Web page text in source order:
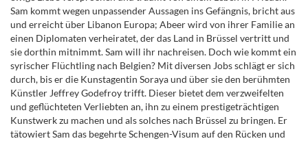
Sam kommt wegen unpassender Aussagen ins Gefängnis, bricht aus
und erreicht über Libanon Europa; Abeer wird von ihrer Familie an
einen Diplomaten verheiratet, der das Land in Brüssel vertritt und
sie dorthin mitnimmt. Sam will ihr nachreisen. Doch wie kommt ein
syrischer Flüchtling nach Belgien? Mit diversen Jobs schlägt er sich
durch, bis er die Kunstagentin Soraya und über sie den berühmten
Künstler Jeffrey Godefroy trifft. Dieser bietet dem verzweifelten
und geflüchteten Verliebten an, ihn zu einem prestigeträchtigen
Kunstwerk zu machen und als solches nach Brüssel zu bringen. Er
tätowiert Sam das begehrte Schengen-Visum auf den Rücken und